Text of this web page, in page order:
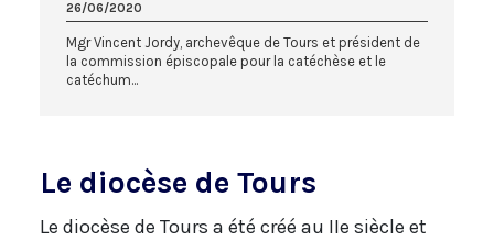
26/06/2020
Mgr Vincent Jordy, archevêque de Tours et président de
la commission épiscopale pour la catéchèse et le
catéchum...
Le diocèse de Tours
Le diocèse de Tours a été créé au IIe siècle et